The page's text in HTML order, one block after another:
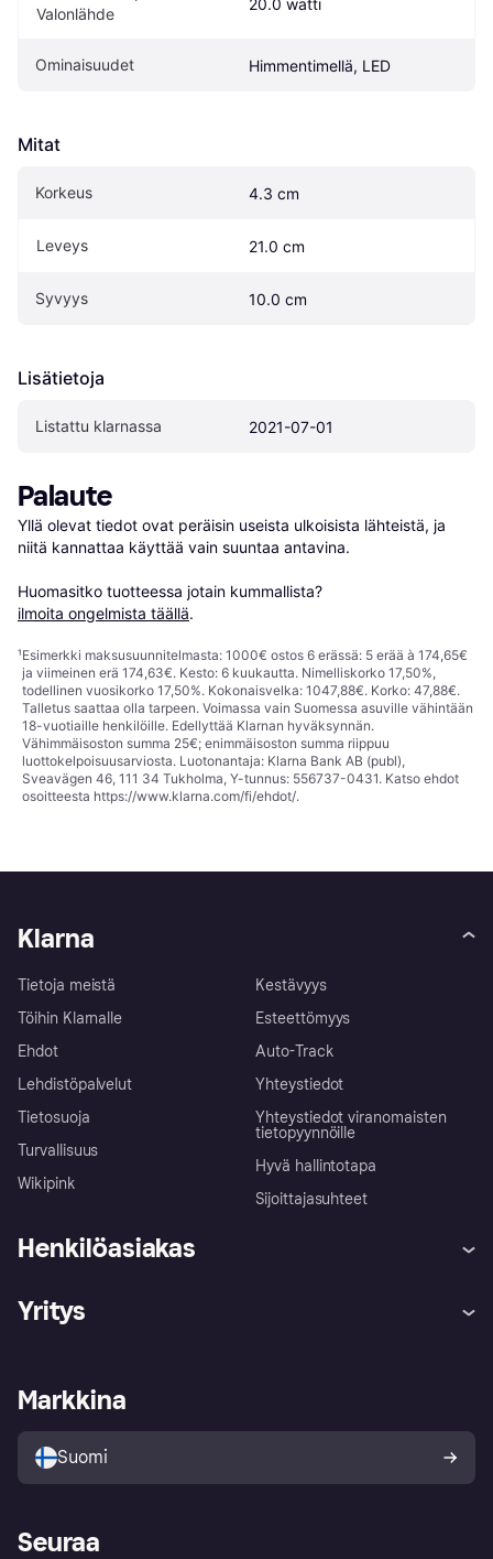
Valonlähde
Ominaisuudet Himmentimellä, LED
Mitat
Korkeus 4.3 cm
Leveys 21.0 cm
Syvyys 10.0 cm
Lisätietoja
Listattu klarnassa 2021-07-01
Palaute
Yllä olevat tiedot ovat peräisin useista ulkoisista lähteistä, ja
niitä kannattaa käyttää vain suuntaa antavina.
Huomasitko tuotteessa jotain kummallista?
ilmoita ongelmista täällä.
¹Esimerkki maksusuunnitelmasta: 1000€ ostos 6 erässä: 5 erää à 174,65€
ja viimeinen erä 174,63€. Kesto: 6 kuukautta. Nimelliskorko 17,50%,
todellinen vuosikorko 17,50%. Kokonaisvelka: 1047,88€. Korko: 47,88€.
Talletus saattaa olla tarpeen. Voimassa vain Suomessa asuville vähintään
18-vuotiaille henkilöille. Edellyttää Klarnan hyväksynnän.
Vähimmäisoston summa 25€; enimmäisoston summa riippuu
luottokelpoisuusarviosta. Luotonantaja: Klarna Bank AB (publ),
Sveavägen 46, 111 34 Tukholma, Y-tunnus: 556737-0431. Katso ehdot
osoitteesta https://www.klarna.com/fi/ehdot/.
Klarna
Tietoja meistä
Töihin Klarnalle
Ehdot
Lehdistöpalvelut
Tietosuoja
Turvallisuus
Wikipink
Kestävyys
Esteettömyys
Auto-Track
Yhteystiedot
Yhteystiedot viranomaisten
tietopyynnöille
Hyvä hallintotapa
Sijoittajasuhteet
Henkilöasiakas
Kirjaudu sisään
Tutustu kauppoihin
Ostajan turva
Yritys
Kirjaudu sisään yrityksenä
Markkina
Suomi
Seuraa